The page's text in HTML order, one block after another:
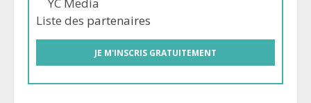
YC Media
Liste des partenaires